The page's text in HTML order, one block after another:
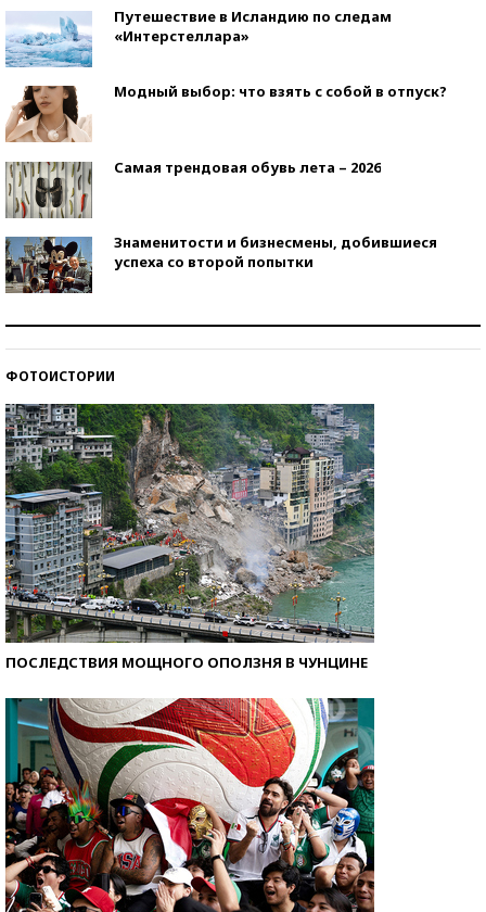
Путешествие в Исландию по следам
«Интерстеллара»
Модный выбор: что взять с собой в отпуск?
Самая трендовая обувь лета – 2026
Знаменитости и бизнесмены, добившиеся
успеха со второй попытки
ФОТОИСТОРИИ
ПОСЛЕДСТВИЯ МОЩНОГО ОПОЛЗНЯ В ЧУНЦИНЕ